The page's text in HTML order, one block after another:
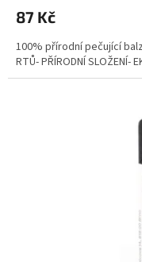
je
z
5
hvězdiček.
87 Kč
100% přírodní pečující
RTŮ- PŘÍRODNÍ SLOŽENÍ-